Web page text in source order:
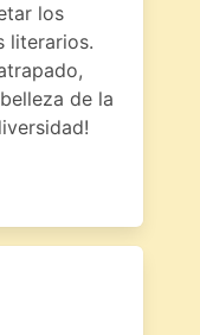
los
literarios.
de la